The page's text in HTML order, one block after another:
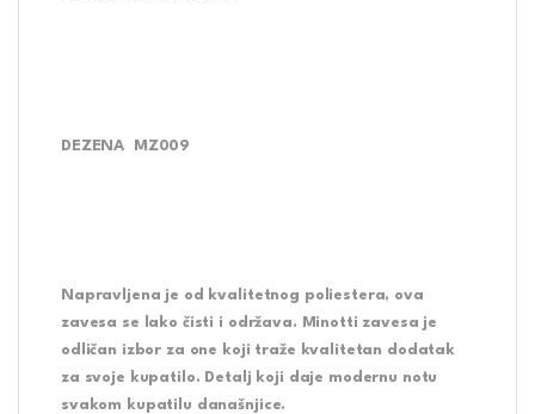
DEZENA MZ009
Napravljena je od kvalitetnog poliestera, ova
zavesa se lako čisti i održava. Minotti zavesa je
odličan izbor za one koji traže kvalitetan dodatak
za svoje kupatilo. Detalj koji daje modernu notu
svakom kupatilu današnjice.